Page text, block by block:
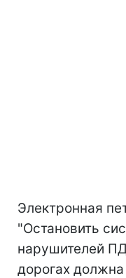
Электронная
"Остановить
нарушителей
дорогах